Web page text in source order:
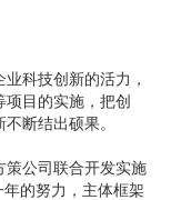
科技创新的活力，
项目的实施，把创
断结出硕果。
公司联合开发实施
的努力，主体框架